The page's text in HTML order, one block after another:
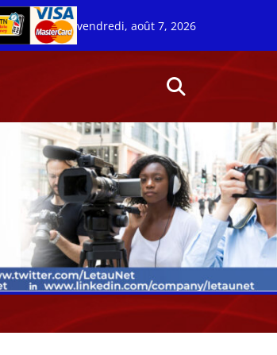
vendredi, août 7, 2026